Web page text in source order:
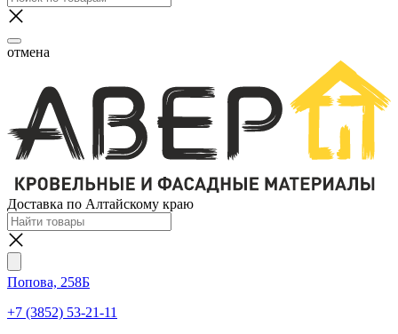
отмена
Доставка по Алтайскому краю
Попова, 258Б
+7 (3852) 53-21-11